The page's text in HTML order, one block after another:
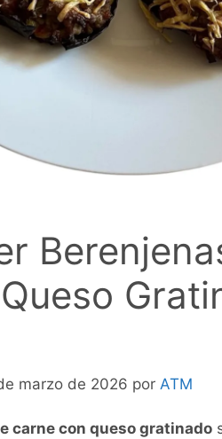
marzo de 2026 por ATM
carne con queso gratinado